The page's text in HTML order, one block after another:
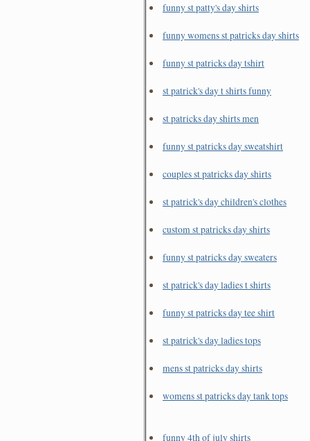
funny st patty's day shirts
funny womens st patricks day shirts
funny st patricks day tshirt
st patrick's day t shirts funny
st patricks day shirts men
funny st patricks day sweatshirt
couples st patricks day shirts
st patrick's day children's clothes
custom st patricks day shirts
funny st patricks day sweaters
st patrick's day ladies t shirts
funny st patricks day tee shirt
st patrick's day ladies tops
mens st patricks day shirts
womens st patricks day tank tops
funny 4th of july shirts